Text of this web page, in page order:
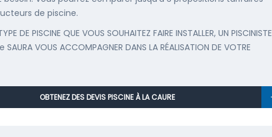
de piscine.
DE PISCINE QUE VOUS SOUHAITEZ FAIRE INSTALLER, UN PISCINISTE
VOUS ACCOMPAGNER DANS LA RÉALISATION DE VOTRE
OBTENEZ DES DEVIS PISCINE À LA CAURE